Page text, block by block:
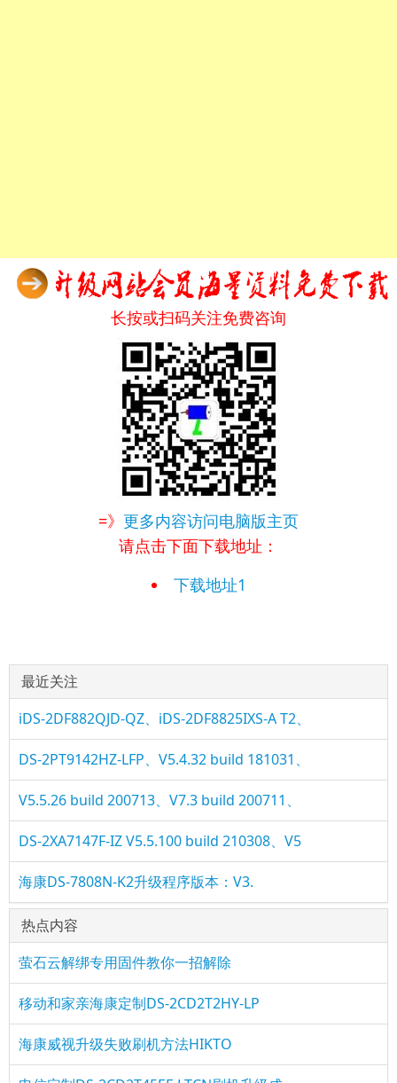
长按或扫码关注免费咨询
=》 更多内容访问电脑版主页
请点击下面下载地址：
下载地址1
最近关注
iDS-2DF882QJD-QZ、iDS-2DF8825IXS-A T2、
DS-2PT9142HZ-LFP、V5.4.32 build 181031、
V5.5.26 build 200713、V7.3 build 200711、
DS-2XA7147F-IZ V5.5.100 build 210308、V5
海康DS-7808N-K2升级程序版本：V3.
热点内容
萤石云解绑专用固件教你一招解除
移动和家亲海康定制DS-2CD2T2HY-LP
海康威视升级失败刷机方法HIKTO